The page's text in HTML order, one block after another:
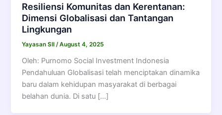
Resiliensi Komunitas dan Kerentanan:
Dimensi Globalisasi dan Tantangan
Lingkungan
Yayasan SII/August 4, 2025
Oleh: Purnomo Social Investment Indonesia
Pendahuluan Globalisasi telah menciptakan dinamika
baru dalam kehidupan masyarakat di berbagai
belahan dunia. Di satu […]